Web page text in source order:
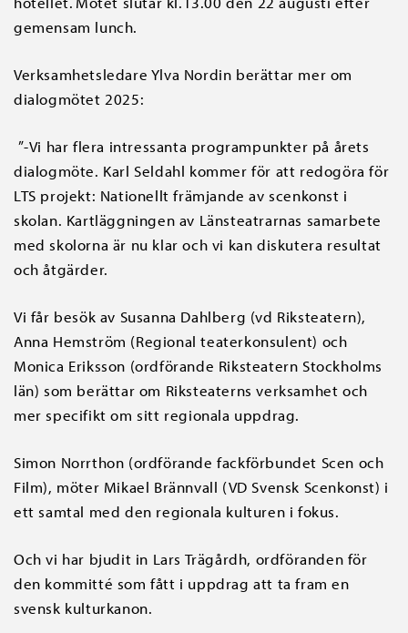
gemensam lunch.
Verksamhetsledare Ylva Nordin berättar mer om
dialogmötet 2025:
”-Vi har flera intressanta programpunkter på årets
dialogmöte. Karl Seldahl kommer för att redogöra för
LTS projekt: Nationellt främjande av scenkonst i
skolan. Kartläggningen av Länsteatrarnas samarbete
med skolorna är nu klar och vi kan diskutera resultat
och åtgärder.
Vi får besök av Susanna Dahlberg (vd Riksteatern),
Anna Hemström (Regional teaterkonsulent) och
Monica Eriksson (ordförande Riksteatern Stockholms
län) som berättar om Riksteaterns verksamhet och
mer specifikt om sitt regionala uppdrag.
Simon Norrthon (ordförande fackförbundet Scen och
Film), möter Mikael Brännvall (VD Svensk Scenkonst) i
ett samtal med den regionala kulturen i fokus.
Och vi har bjudit in Lars Trägårdh, ordföranden för
den kommitté som fått i uppdrag att ta fram en
svensk kulturkanon.